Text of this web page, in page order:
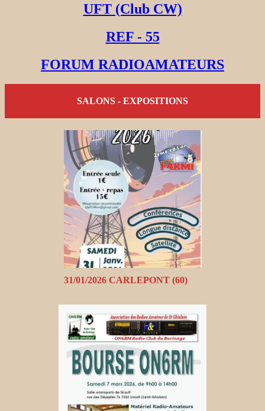
UFT (Club CW)
REF - 55
FORUM RADIOAMATEURS
SALONS - EXPOSITIONS
31/01/2026 CARLEPONT (60)